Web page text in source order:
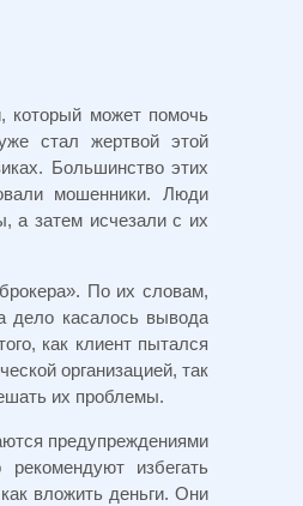
который может помочь
стал жертвой этой
Большинство этих
мошенники. Люди
а затем исчезали с их
По их словам,
дело касалось вывода
как клиент пытался
организацией, так
их проблемы.
предупреждениями
избегать
вложить деньги. Они